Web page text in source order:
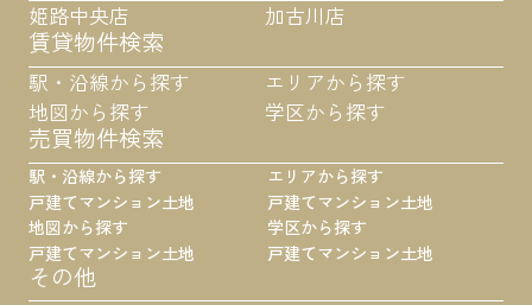
姫路中央店 加古川店
賃貸物件検索
駅・沿線から探す
エリアから探す
地図から探す
学区から探す
売買物件検索
駅・沿線から探す
戸建てマンション土地
地図から探す
戸建てマンション土地
エリアから探す
戸建てマンション土地
学区から探す
戸建てマンション土地
その他